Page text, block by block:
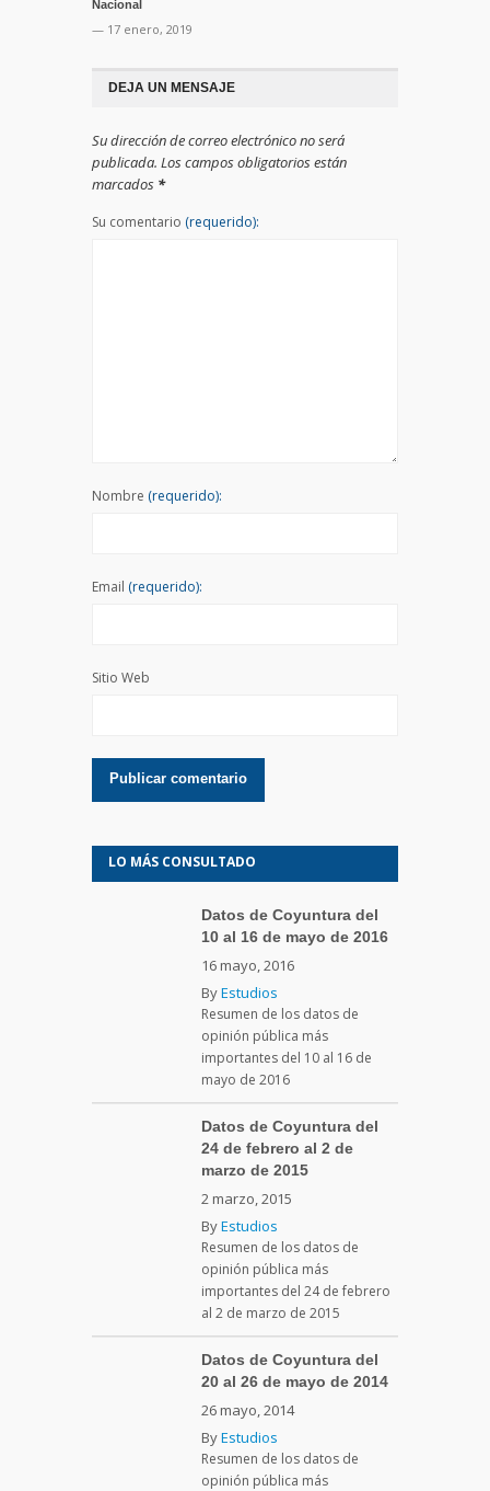
Nacional
— 17 enero, 2019
DEJA UN MENSAJE
Su dirección de correo electrónico no será
publicada. Los campos obligatorios están
marcados *
Su comentario (requerido):
Nombre (requerido):
Email (requerido):
Sitio Web
LO MÁS CONSULTADO
Datos de Coyuntura del
10 al 16 de mayo de 2016
16 mayo, 2016
ByEstudios
Resumen de los datos de
opinión pública más
importantes del 10 al 16 de
mayo de 2016
Datos de Coyuntura del
24 de febrero al 2 de
marzo de 2015
2 marzo, 2015
ByEstudios
Resumen de los datos de
opinión pública más
importantes del 24 de febrero
al 2 de marzo de 2015
Datos de Coyuntura del
20 al 26 de mayo de 2014
26 mayo, 2014
ByEstudios
Resumen de los datos de
opinión pública más